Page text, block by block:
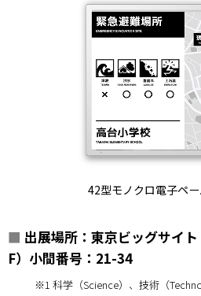
42型モノクロ電子ペー
■ 出展場所：東京ビッグサイ
F）小間番号：21-34
※1 科学（Science）、技術（